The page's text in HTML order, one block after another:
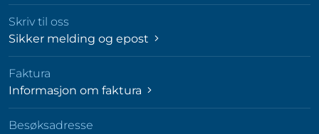
Skriv til oss
Sikker melding og epost
Faktura
Informasjon om faktura
Besøksadresse